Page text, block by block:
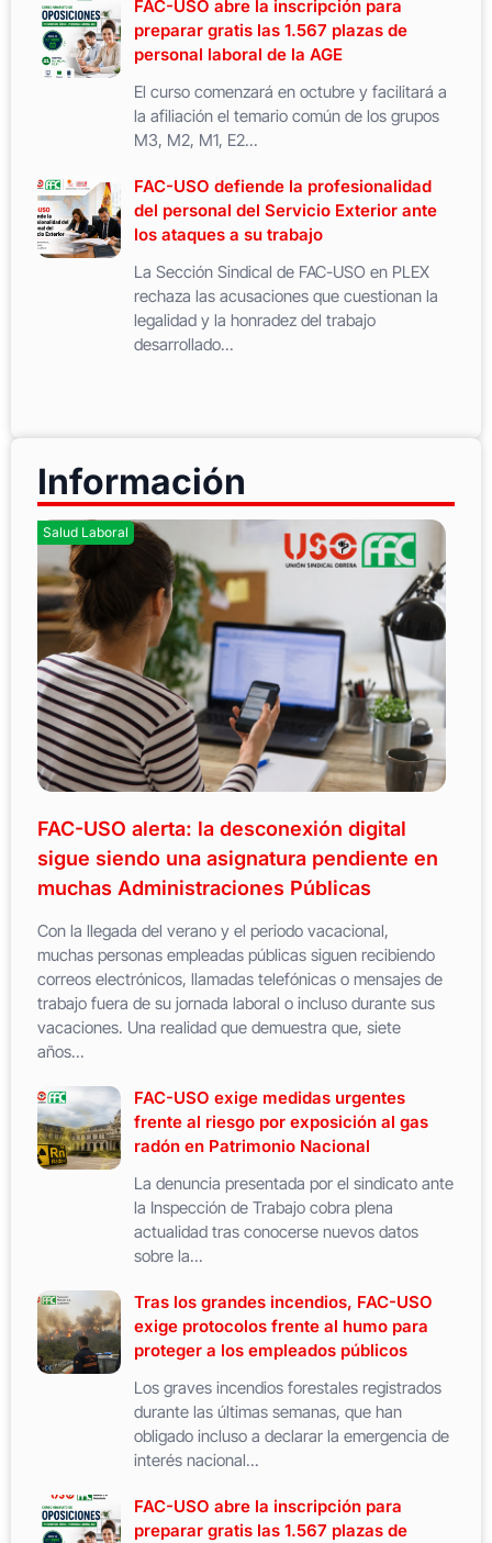
FAC-USO abre la inscripción para
preparar gratis las 1.567 plazas de
personal laboral de la AGE
El curso comenzará en octubre y facilitará a
la afiliación el temario común de los grupos
M3, M2, M1, E2...
FAC-USO defiende la profesionalidad
del personal del Servicio Exterior ante
los ataques a su trabajo
La Sección Sindical de FAC-USO en PLEX
rechaza las acusaciones que cuestionan la
legalidad y la honradez del trabajo
desarrollado...
Información
Salud Laboral
FAC-USO alerta: la desconexión digital
sigue siendo una asignatura pendiente en
muchas Administraciones Públicas
Con la llegada del verano y el periodo vacacional,
muchas personas empleadas públicas siguen recibiendo
correos electrónicos, llamadas telefónicas o mensajes de
trabajo fuera de su jornada laboral o incluso durante sus
vacaciones. Una realidad que demuestra que, siete
años...
FAC-USO exige medidas urgentes
frente al riesgo por exposición al gas
radón en Patrimonio Nacional
La denuncia presentada por el sindicato ante
la Inspección de Trabajo cobra plena
actualidad tras conocerse nuevos datos
sobre la...
Tras los grandes incendios, FAC-USO
exige protocolos frente al humo para
proteger a los empleados públicos
Los graves incendios forestales registrados
durante las últimas semanas, que han
obligado incluso a declarar la emergencia de
interés nacional...
FAC-USO abre la inscripción para
preparar gratis las 1.567 plazas de